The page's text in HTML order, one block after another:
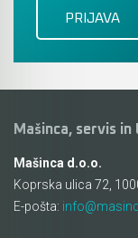
Mašinca, servis in
Mašinca d.o.o.
Koprska ulica 72,
E-pošta: